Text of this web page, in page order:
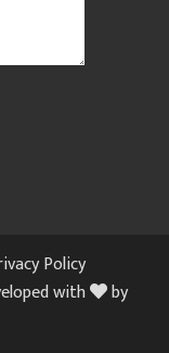
Policy
with
by